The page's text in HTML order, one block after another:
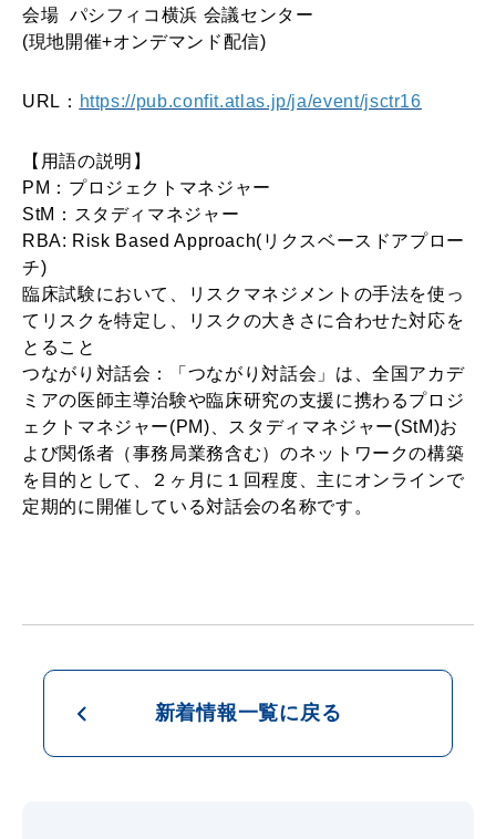
会場 パシフィコ横浜 会議センター
(現地開催+オンデマンド配信)
URL： https://pub.confit.atlas.jp/ja/event/jsctr16
【用語の説明】
PM：プロジェクトマネジャー
StM：スタディマネジャー
RBA: Risk Based Approach(リクスベースドアプロー
チ)
臨床試験において、リスクマネジメントの手法を使っ
てリスクを特定し、リスクの大きさに合わせた対応を
とること
つながり対話会：「つながり対話会」は、全国アカデ
ミアの医師主導治験や臨床研究の支援に携わるプロジ
ェクトマネジャー(PM)、スタディマネジャー(StM)お
よび関係者（事務局業務含む）のネットワークの構築
を目的として、２ヶ月に１回程度、主にオンラインで
定期的に開催している対話会の名称です。
新着情報一覧に戻る